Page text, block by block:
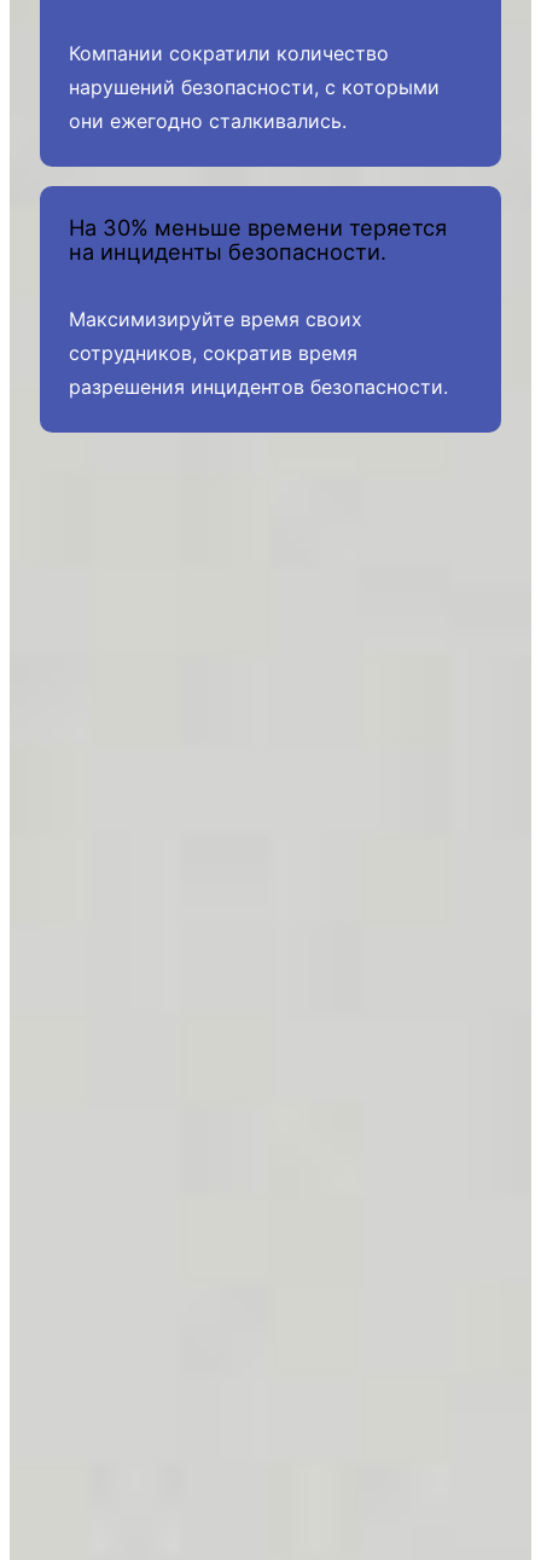
Компании сократили количество
нарушений безопасности, с которыми
они ежегодно сталкивались.
На 30% меньше времени теряется
на инциденты безопасности.
Максимизируйте время своих
сотрудников, сократив время
разрешения инцидентов безопасности.